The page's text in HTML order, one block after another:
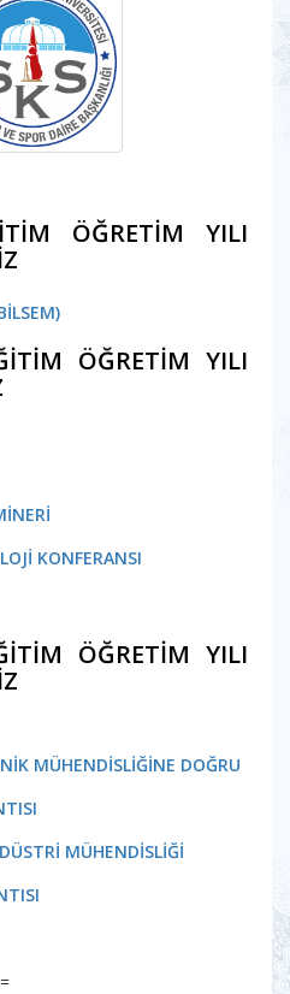
ÖĞRETİM YILI
ÖĞRETİM YILI
KONFERANSI
ÖĞRETİM YILI
MÜHENDİSLİĞİNE DOĞRU
MÜHENDİSLİĞİ